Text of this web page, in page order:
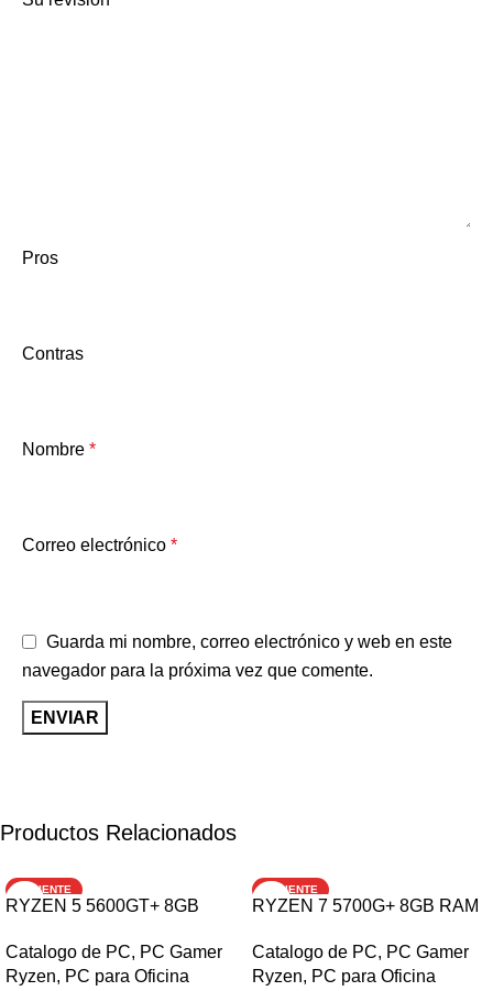
Pros
Contras
Nombre *
Correo electrónico *
Guarda mi nombre, correo electrónico y web en este
navegador para la próxima vez que comente.
Productos Relacionados
CALIENTE
RYZEN 5 5600GT+ 8GB
Catalogo de PC, PC Gamer
Ryzen, PC para Oficina
CALIENTE
RYZEN 7 5700G+ 8GB RAM
Catalogo de PC, PC Gamer
Ryzen, PC para Oficina